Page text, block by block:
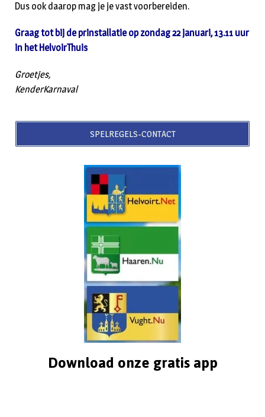
Dus ook daarop mag je je vast voorbereiden.
Graag tot bij de prinstallatie op zondag 22 januari, 13.11 uur
in het HelvoirThuis
Groetjes,
KenderKarnaval
SPELREGELS-CONTACT
Download onze gratis app